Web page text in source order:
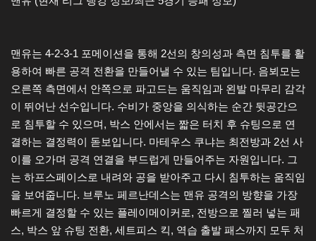
맨유는 4-2-3-1 포메이션을 통해 2선의 창의성과 측면 침투를 활
용하여 빠른 공격 전환을 만들어낼 수 있는 팀입니다. 음뵈모는
오른쪽 측면에서 안쪽으로 파고드는 움직임과 왼발 마무리 감각
이 뛰어난 선수입니다. 수비가 중앙을 의식하는 순간 뒷공간으
로 침투할 수 있으며, 박스 안에서는 짧은 터치 후 슈팅으로 연
결하는 결정력이 돋보입니다. 마테우스 쿠냐는 최전방과 2선 사
이를 오가며 공격 연결을 부드럽게 만들어주는 자원입니다. 그
는 하프스페이스로 내려와 공을 받아주고 다시 침투하는 움직임
을 보여줍니다. 브루노 페르난데스는 맨유 공격의 방향을 가장
빠르게 결정할 수 있는 플레이메이커로, 전방으로 찔러 넣는 패
스, 박스 앞 슈팅 전환, 세트피스 킥, 역습 출발 패스까지 모두 처